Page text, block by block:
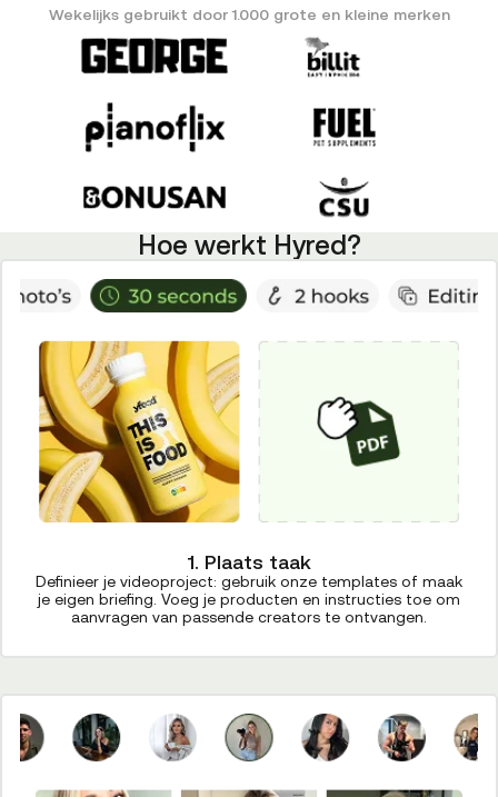
Wekelijks gebruikt door 1.000 grote en kleine merken
Hoe werkt Hyred?
1. Plaats taak
Definieer je videoproject: gebruik onze templates of maak
je eigen briefing. Voeg je producten en instructies toe om
aanvragen van passende creators te ontvangen.